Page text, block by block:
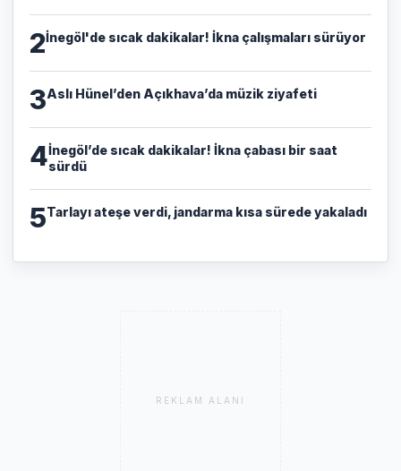
2İnegöl'de sıcak dakikalar! İkna çalışmaları sürüyor
3Aslı Hünel’den Açıkhava’da müzik ziyafeti
4İnegöl’de sıcak dakikalar! İkna çabası bir saat
sürdü
5Tarlayı ateşe verdi, jandarma kısa sürede yakaladı
REKLAM ALANI